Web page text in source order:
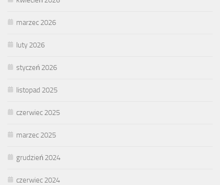
marzec 2026
luty 2026
styczeń 2026
listopad 2025
czerwiec 2025
marzec 2025
grudzień 2024
czerwiec 2024